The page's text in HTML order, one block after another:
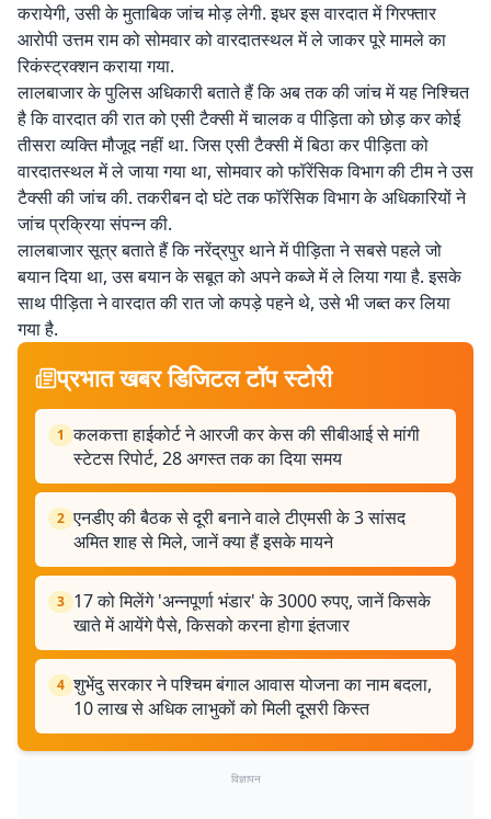
करायेगी, उसी के मुताबिक जांच मोड़ लेगी. इधर इस वारदात में गिरफ्तार
आरोपी उत्तम राम को सोमवार को वारदातस्थल में ले जाकर पूरे मामले का
रिकंस्ट्रक्शन कराया गया.
लालबाजार के पुलिस अधिकारी बताते हैं कि अब तक की जांच में यह निश्चित
है कि वारदात की रात को एसी टैक्सी में चालक व पीड़िता को छोड़ कर कोई
तीसरा व्यक्ति मौजूद नहीं था. जिस एसी टैक्सी में बिठा कर पीड़िता को
वारदातस्थल में ले जाया गया था, सोमवार को फॉरेंसिक विभाग की टीम ने उस
टैक्सी की जांच की. तकरीबन दो घंटे तक फॉरेंसिक विभाग के अधिकारियों ने
जांच प्रक्रिया संपन्न की.
लालबाजार सूत्र बताते हैं कि नरेंद्रपुर थाने में पीड़िता ने सबसे पहले जो
बयान दिया था, उस बयान के सबूत को अपने कब्जे में ले लिया गया है. इसके
साथ पीड़िता ने वारदात की रात जो कपड़े पहने थे, उसे भी जब्त कर लिया
गया है.
प्रभात खबर डिजिटल टॉप स्टोरी
1 कलकत्ता हाईकोर्ट ने आरजी कर केस की सीबीआई से मांगी
स्टेटस रिपोर्ट, 28 अगस्त तक का दिया समय
2 एनडीए की बैठक से दूरी बनाने वाले टीएमसी के 3 सांसद
अमित शाह से मिले, जानें क्या हैं इसके मायने
3 17 को मिलेंगे 'अन्नपूर्णा भंडार' के 3000 रुपए, जानें किसके
खाते में आयेंगे पैसे, किसको करना होगा इंतजार
4 शुभेंदु सरकार ने पश्चिम बंगाल आवास योजना का नाम बदला,
10 लाख से अधिक लाभुकों को मिली दूसरी किस्त
विज्ञापन